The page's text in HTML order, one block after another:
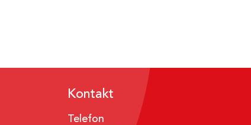
Kontakt
Telefon